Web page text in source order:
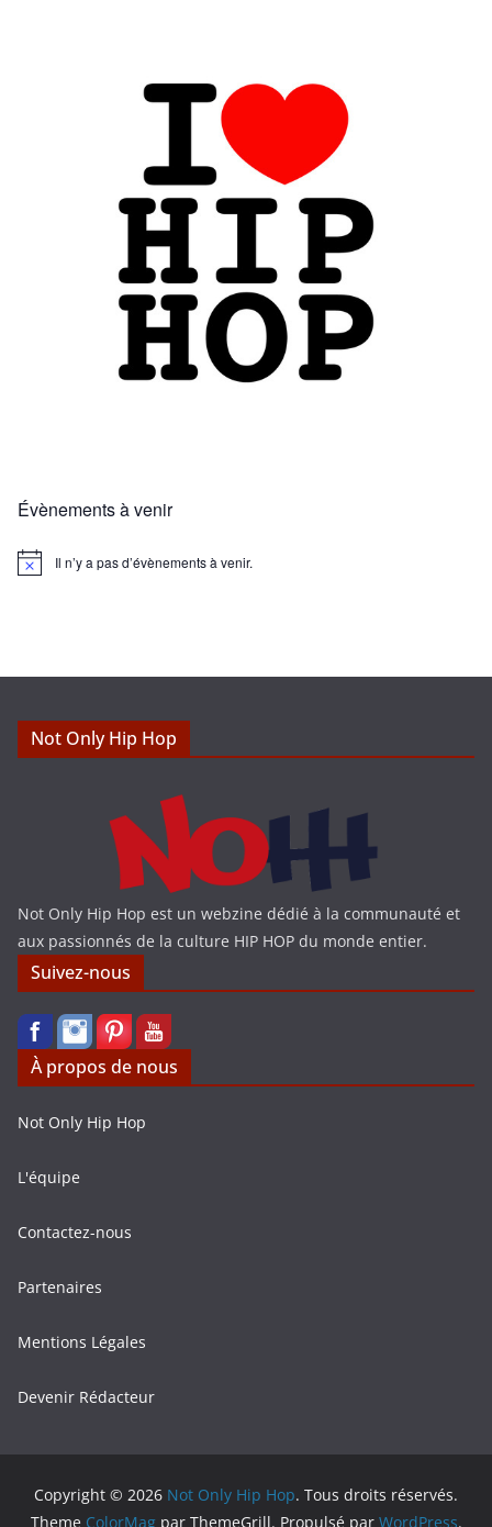
Évènements à venir
N
Il n’y a pas d’évènements à venir.
Not Only Hip Hop
Not Only Hip Hop est un webzine dédié à la communauté et
aux passionnés de la culture HIP HOP du monde entier.
Suivez-nous
À propos de nous
Not Only Hip Hop
L'équipe
Contactez-nous
Partenaires
Mentions Légales
Devenir Rédacteur
Copyright © 2026 Not Only Hip Hop. Tous droits réservés.
Theme ColorMagpar ThemeGrill. Propulsé par WordPress.